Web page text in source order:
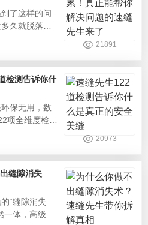
的性能要求
了这样的问
久就脱落变
诿？售前承
绝？我们都
实的却很少。
出“合同质保
式，将质保权
每
21891
检测告诉你什
保无用，数
项全维度检测
实可查、编
保证真正的
有劣质产品
剂。速缝先
检测全部达
标限
20973
缝隙消失
“缝隙消失
体，高级感